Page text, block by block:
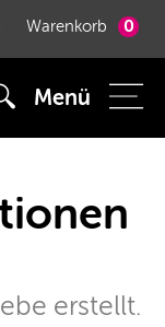
Warenkorb 0
Menü
erstellt.